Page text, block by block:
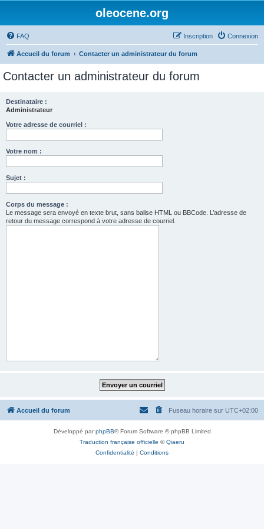
oleocene.org
FAQ Connexion
Inscription
Accueil du forum Contacter un administrateur du forum
Contacter un administrateur du forum
Destinataire :
Administrateur
Votre adresse de courriel :
Votre nom :
Sujet :
Corps du message :
Le message sera envoyé en texte brut, sans balise HTML ou BBCode. L’adresse de
retour du message correspond à votre adresse de courriel.
Accueil du forum Fuseau horaire sur UTC+02:00
Développé parphpBB® Forum Software © phpBB Limited
Traduction française officielle ©Qiaeru
Confidentialité | Conditions